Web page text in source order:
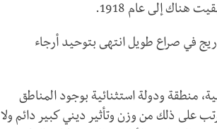
هناك إلى عام 1918.
في صراع طويل انتهى بتوحيد أرجاء
منطقة ودولة استثنائية بوجود المناطق
على ذلك من وزن وتأثير ديني كبير دائم ولا